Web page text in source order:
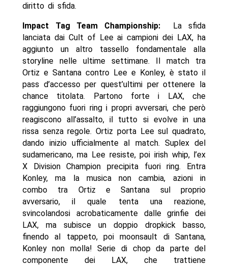
diritto di sfida.
Impact Tag Team Championship:
La sfida
lanciata dai Cult of Lee ai campioni dei LAX, ha
aggiunto un altro tassello fondamentale alla
storyline nelle ultime settimane. Il match tra
Ortiz e Santana contro Lee e Konley, è stato il
pass d’accesso per quest’ultimi per ottenere la
chance titolata. Partono forte i LAX, che
raggiungono fuori ring i propri avversari, che però
reagiscono all’assalto, il tutto si evolve in una
rissa senza regole. Ortiz porta Lee sul quadrato,
dando inizio ufficialmente al match. Suplex del
sudamericano, ma Lee resiste, poi irish whip, l’ex
X Division Champion precipita fuori ring. Entra
Konley, ma la musica non cambia, azioni in
combo tra Ortiz e Santana sul proprio
avversario, il quale tenta una reazione,
svincolandosi acrobaticamente dalle grinfie dei
LAX, ma subisce un doppio dropkick basso,
finendo al tappeto, poi moonsault di Santana,
Konley non molla! Serie di chop da parte del
componente dei LAX, che trattiene